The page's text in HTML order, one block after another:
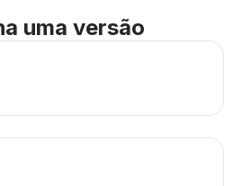
uma versão